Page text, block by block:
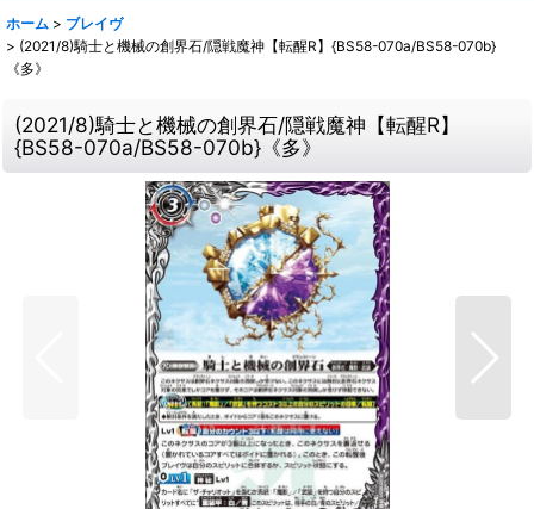
ホーム > ブレイヴ
> (2021/8)騎士と機械の創界石/隠戦魔神【転醒R】{BS58-070a/BS58-070b}
《多》
(2021/8)騎士と機械の創界石/隠戦魔神【転醒R】
{BS58-070a/BS58-070b}《多》